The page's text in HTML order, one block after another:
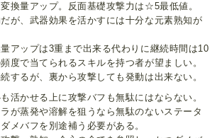
換量アップ。反面基礎攻撃力は☆5最低値。
が、武器効果を活かすには十分な元素熟知が
アップは3重まで出来る代わりに継続時間は10
度で当てられるスキルを持つ者が望ましい。
するが、裏から攻撃しても発動は出来ない。
活かせる上に攻撃バフも無駄にはならない。
が蒸発や溶解を狙うなら無駄のないステータ
メバフを別途補う必要がある。